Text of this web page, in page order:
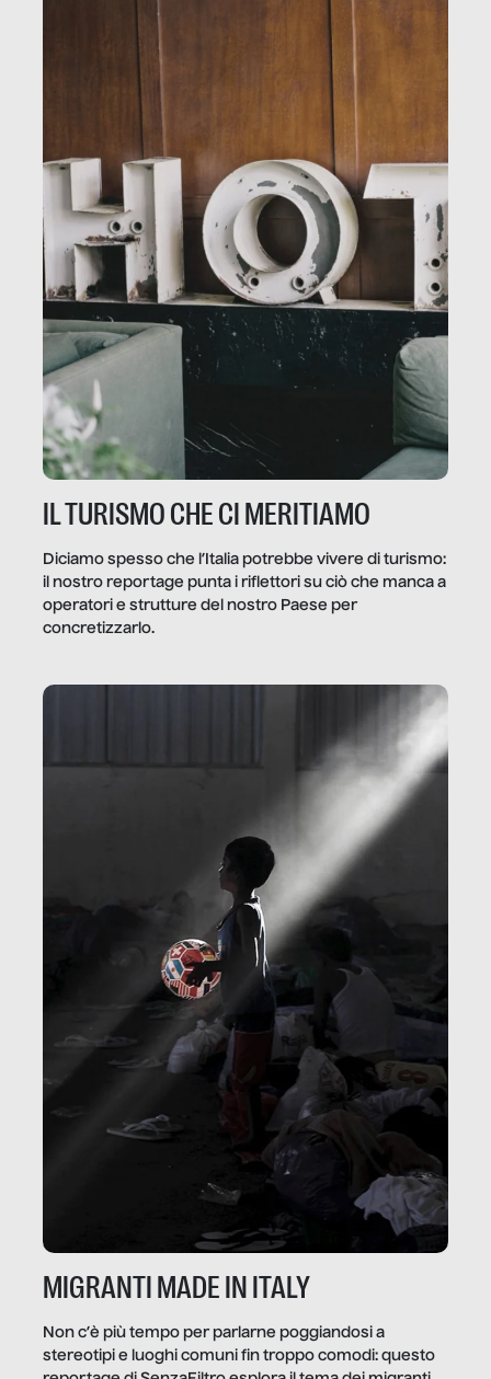
IL TURISMO CHE CI MERITIAMO
Diciamo spesso che l’Italia potrebbe vivere di turismo:
il nostro reportage punta i riflettori su ciò che manca a
operatori e strutture del nostro Paese per
concretizzarlo.
MIGRANTI MADE IN ITALY
Non c’è più tempo per parlarne poggiandosi a
stereotipi e luoghi comuni fin troppo comodi: questo